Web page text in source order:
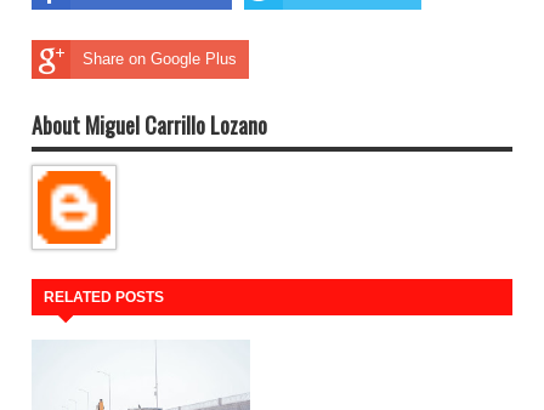
Share on Google Plus
About Miguel Carrillo Lozano
RELATED POSTS